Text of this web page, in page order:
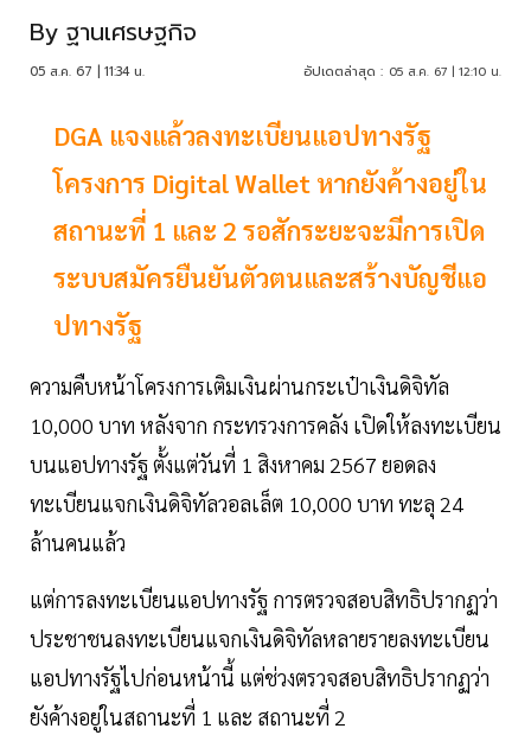
By ฐานเศรษฐกิจ
05 ส.ค. 67 | 11:34 น. อัปเดตล่าสุด : 05 ส.ค. 67 | 12:10 น.
DGA แจงแล้วลงทะเบียนแอปทางรัฐ
โครงการ Digital Wallet หากยังค้างอยู่ใน
สถานะที่ 1 และ 2 รอสักระยะจะมีการเปิด
ระบบสมัครยืนยันตัวตนและสร้างบัญชีแอ
ปทางรัฐ
ความคืบหน้าโครงการเติมเงินผ่านกระเป๋าเงินดิจิทัล
10,000 บาท หลังจาก กระทรวงการคลัง เปิดให้ลงทะเบียน
บนแอปทางรัฐ ตั้งแต่วันที่ 1 สิงหาคม 2567 ยอดลง
ทะเบียนแจกเงินดิจิทัลวอลเล็ต 10,000 บาท ทะลุ 24
ล้านคนแล้ว
แต่การลงทะเบียนแอปทางรัฐ การตรวจสอบสิทธิปรากฏว่า
ประชาชนลงทะเบียนแจกเงินดิจิทัลหลายรายลงทะเบียน
แอปทางรัฐไปก่อนหน้านี้ แต่ช่วงตรวจสอบสิทธิปรากฏว่า
ยังค้างอยู่ในสถานะที่ 1 และ สถานะที่ 2